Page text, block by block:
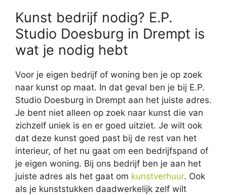
Kunst bedrijf nodig? E.P.
Studio Doesburg in Drempt is
wat je nodig hebt
Voor je eigen bedrijf of woning ben je op zoek
naar kunst op maat. In dat geval ben je bij E.P.
Studio Doesburg in Drempt aan het juiste adres.
Je bent niet alleen op zoek naar kunst die van
zichzelf uniek is en er goed uitziet. Je wilt ook
dat deze kunst goed past bij de rest van het
interieur, of het nu gaat om een bedrijfspand of
je eigen woning. Bij ons bedrijf ben je aan het
juiste adres als het gaat om kunstverhuur. Ook
als je kunststukken daadwerkelijk zelf wilt